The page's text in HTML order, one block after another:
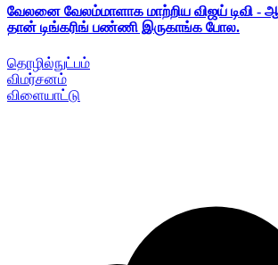
வேலனை வேலம்மாளாக மாற்றிய விஜய் டிவி
தான் டிங்கரிங் பண்ணி இருகாங்க போல.
தொழில்நுட்பம்
விமர்சனம்
விளையாட்டு